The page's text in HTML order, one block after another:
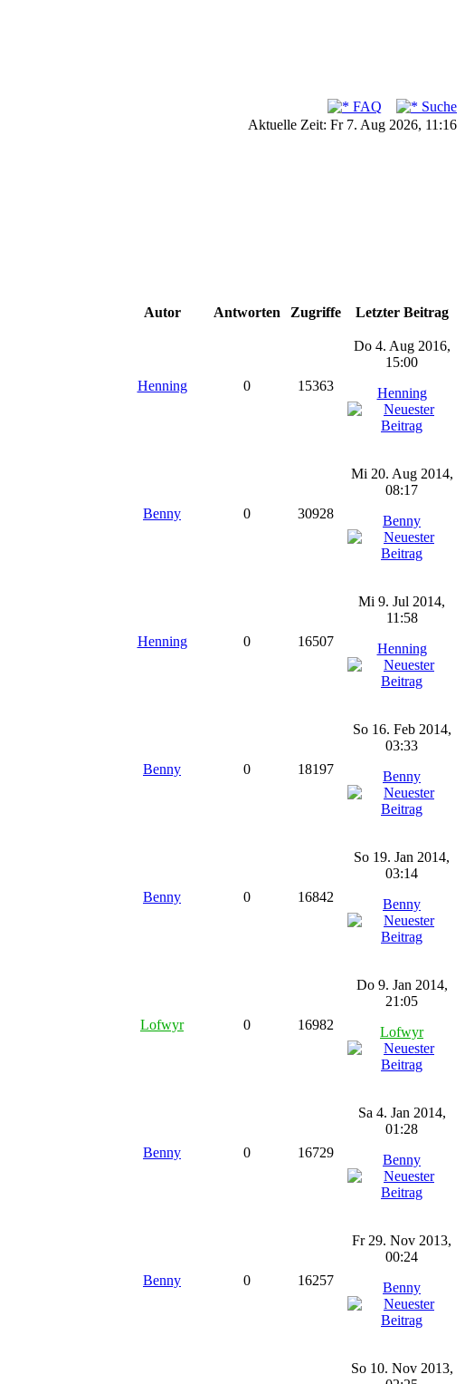
FAQ
Suche
Aktuelle Zeit: Fr 7. Aug 2026, 11:16
Autor Antworten Zugriffe Letzter Beitrag
Henning 0 15363
Do 4. Aug 2016,
15:00
Henning
Benny 0 30928
Mi 20. Aug 2014,
08:17
Benny
Henning 0 16507
Mi 9. Jul 2014,
11:58
Henning
Benny 0 18197
So 16. Feb 2014,
03:33
Benny
Benny 0 16842
So 19. Jan 2014,
03:14
Benny
Lofwyr 0 16982
Do 9. Jan 2014,
21:05
Lofwyr
Benny 0 16729
Sa 4. Jan 2014,
01:28
Benny
Benny 0 16257
Fr 29. Nov 2013,
00:24
Benny
So 10. Nov 2013,